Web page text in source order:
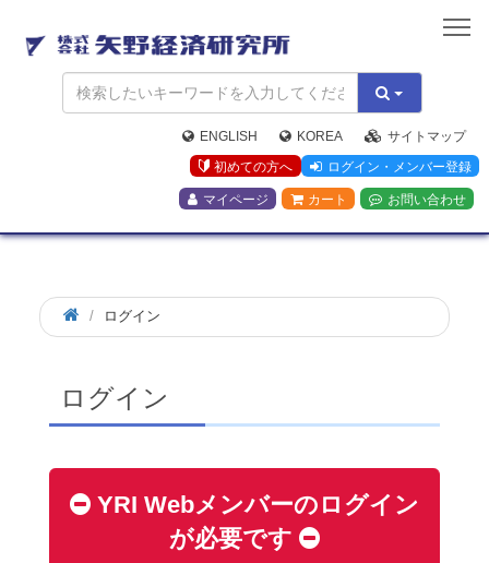
矢
野
経
済
研
究
所
ENGLISH KOREA
サイトマップ
初めての方へ
ログイン・メンバー登録
マイページ カート お問い合わせ
ログイン
ログイン
YRI Webメンバーのログイン
が必要です